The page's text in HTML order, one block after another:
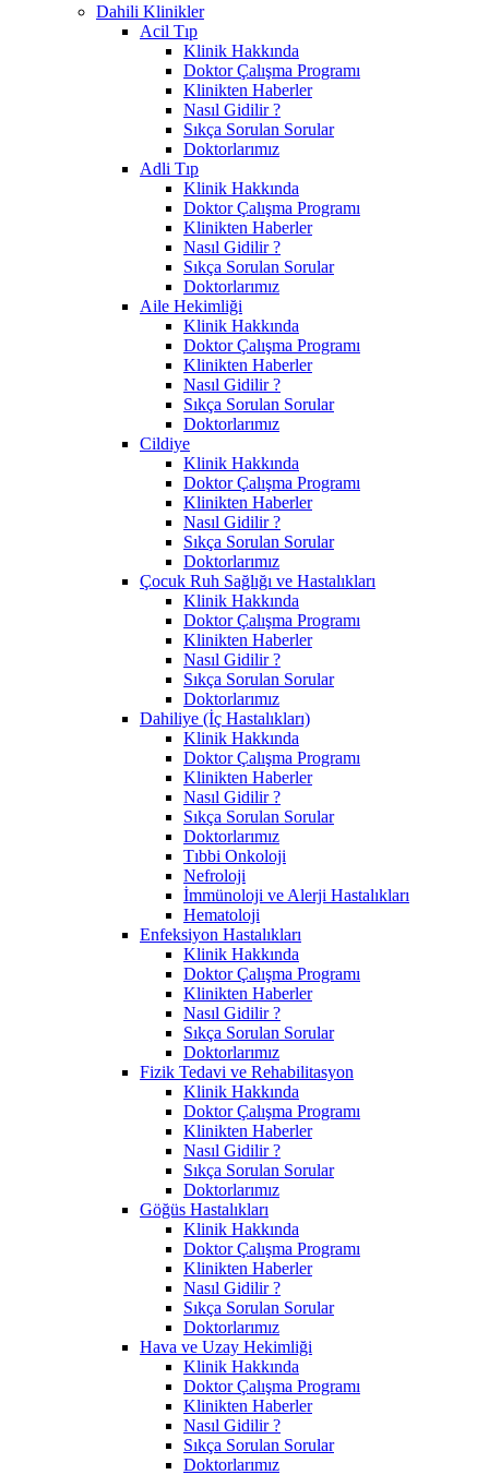
Dahili Klinikler
Acil Tıp
Klinik Hakkında
Doktor Çalışma Programı
Klinikten Haberler
Nasıl Gidilir ?
Sıkça Sorulan Sorular
Doktorlarımız
Adli Tıp
Klinik Hakkında
Doktor Çalışma Programı
Klinikten Haberler
Nasıl Gidilir ?
Sıkça Sorulan Sorular
Doktorlarımız
Aile Hekimliği
Klinik Hakkında
Doktor Çalışma Programı
Klinikten Haberler
Nasıl Gidilir ?
Sıkça Sorulan Sorular
Doktorlarımız
Cildiye
Klinik Hakkında
Doktor Çalışma Programı
Klinikten Haberler
Nasıl Gidilir ?
Sıkça Sorulan Sorular
Doktorlarımız
Çocuk Ruh Sağlığı ve Hastalıkları
Klinik Hakkında
Doktor Çalışma Programı
Klinikten Haberler
Nasıl Gidilir ?
Sıkça Sorulan Sorular
Doktorlarımız
Dahiliye (İç Hastalıkları)
Klinik Hakkında
Doktor Çalışma Programı
Klinikten Haberler
Nasıl Gidilir ?
Sıkça Sorulan Sorular
Doktorlarımız
Tıbbi Onkoloji
Nefroloji
İmmünoloji ve Alerji Hastalıkları
Hematoloji
Enfeksiyon Hastalıkları
Klinik Hakkında
Doktor Çalışma Programı
Klinikten Haberler
Nasıl Gidilir ?
Sıkça Sorulan Sorular
Doktorlarımız
Fizik Tedavi ve Rehabilitasyon
Klinik Hakkında
Doktor Çalışma Programı
Klinikten Haberler
Nasıl Gidilir ?
Sıkça Sorulan Sorular
Doktorlarımız
Göğüs Hastalıkları
Klinik Hakkında
Doktor Çalışma Programı
Klinikten Haberler
Nasıl Gidilir ?
Sıkça Sorulan Sorular
Doktorlarımız
Hava ve Uzay Hekimliği
Klinik Hakkında
Doktor Çalışma Programı
Klinikten Haberler
Nasıl Gidilir ?
Sıkça Sorulan Sorular
Doktorlarımız